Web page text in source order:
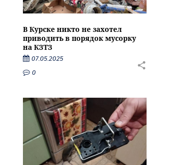
В Курске никто не захотел
приводить в порядок мусорку
на КЗТЗ
07.05.2025
0